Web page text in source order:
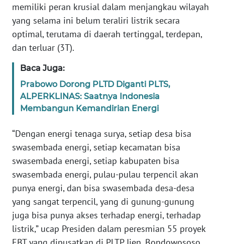
memiliki peran krusial dalam menjangkau wilayah
yang selama ini belum teraliri listrik secara
optimal, terutama di daerah tertinggal, terdepan,
dan terluar (3T).
Baca Juga:
Prabowo Dorong PLTD Diganti PLTS,
ALPERKLINAS: Saatnya Indonesia
Membangun Kemandirian Energi
“Dengan energi tenaga surya, setiap desa bisa
swasembada energi, setiap kecamatan bisa
swasembada energi, setiap kabupaten bisa
swasembada energi, pulau-pulau terpencil akan
punya energi, dan bisa swasembada desa-desa
yang sangat terpencil, yang di gunung-gunung
juga bisa punya akses terhadap energi, terhadap
listrik,” ucap Presiden dalam peresmian 55 proyek
WN
WN
JAKARTA
WN
JABAR
NTT
WN
KEPRI
WN
PAPUA